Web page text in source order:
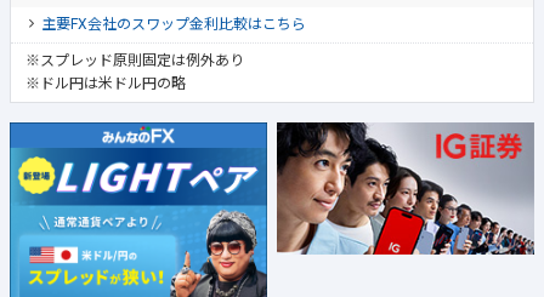
主要FX会社のスワップ金利比較はこちら
※スプレッド原則固定は例外あり
※ドル円は米ドル円の略